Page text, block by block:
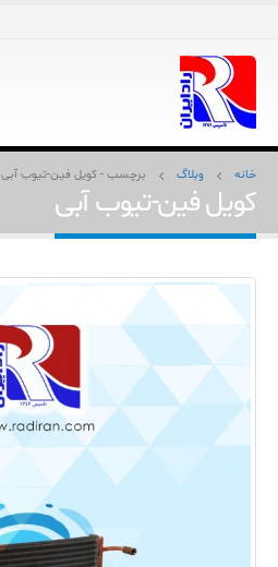
خانه وبلاگ برچسب - کویل فین-تیوب آبی
کویل فین-تیوب آبی